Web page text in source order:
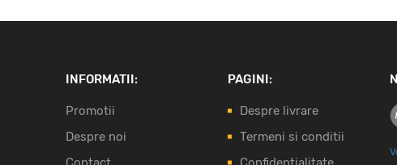
INFORMATII:
Promotii
Despre noi
PAGINI:
Despre livrare
Termeni si conditii